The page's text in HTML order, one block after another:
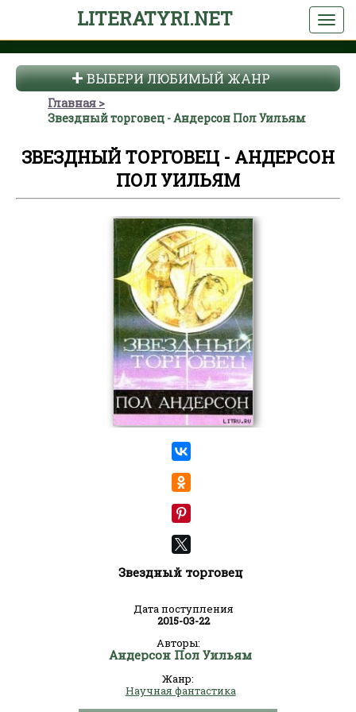
LITERATYRI.NET
ВЫБЕРИ ЛЮБИМЫЙ ЖАНР
Главная
Звездный торговец - Андерсон Пол Уильям
ЗВЕЗДНЫЙ ТОРГОВЕЦ - АНДЕРСОН
ПОЛ УИЛЬЯМ
Звездный торговец
Дата поступления
2015-03-22
Авторы:
Андерсон Пол Уильям
Жанр:
Научная фантастика